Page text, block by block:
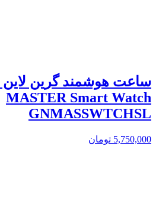
MASTER Smart Watch
GNMASSWTCHSL
5,750,000 تومان